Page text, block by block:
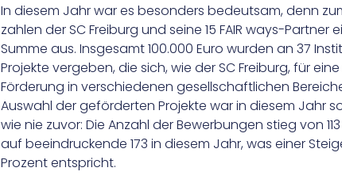
In diesem Jahr war es besonders bedeutsam, denn
zahlen der SC Freiburg und seine 15 FAIR ways-Partner
Summe aus. Insgesamt 100.000 Euro wurden an 37
Projekte vergeben, die sich, wie der SC Freiburg, für
Förderung in verschiedenen gesellschaftlichen
Auswahl der geförderten Projekte war in diesem Jahr
wie nie zuvor: Die Anzahl der Bewerbungen stieg von
auf beeindruckende 173 in diesem Jahr, was einer
Prozent entspricht.